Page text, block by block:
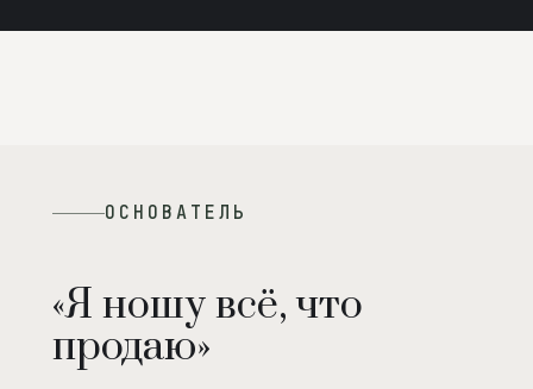
ОСНОВАТЕЛЬ
«Я ношу всё, что
продаю»